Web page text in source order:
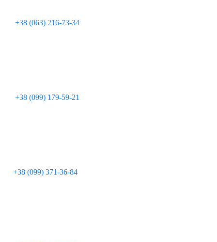
+38 (063) 216-73-34
+38 (099) 179-59-21
+38 (099) 371-36-84